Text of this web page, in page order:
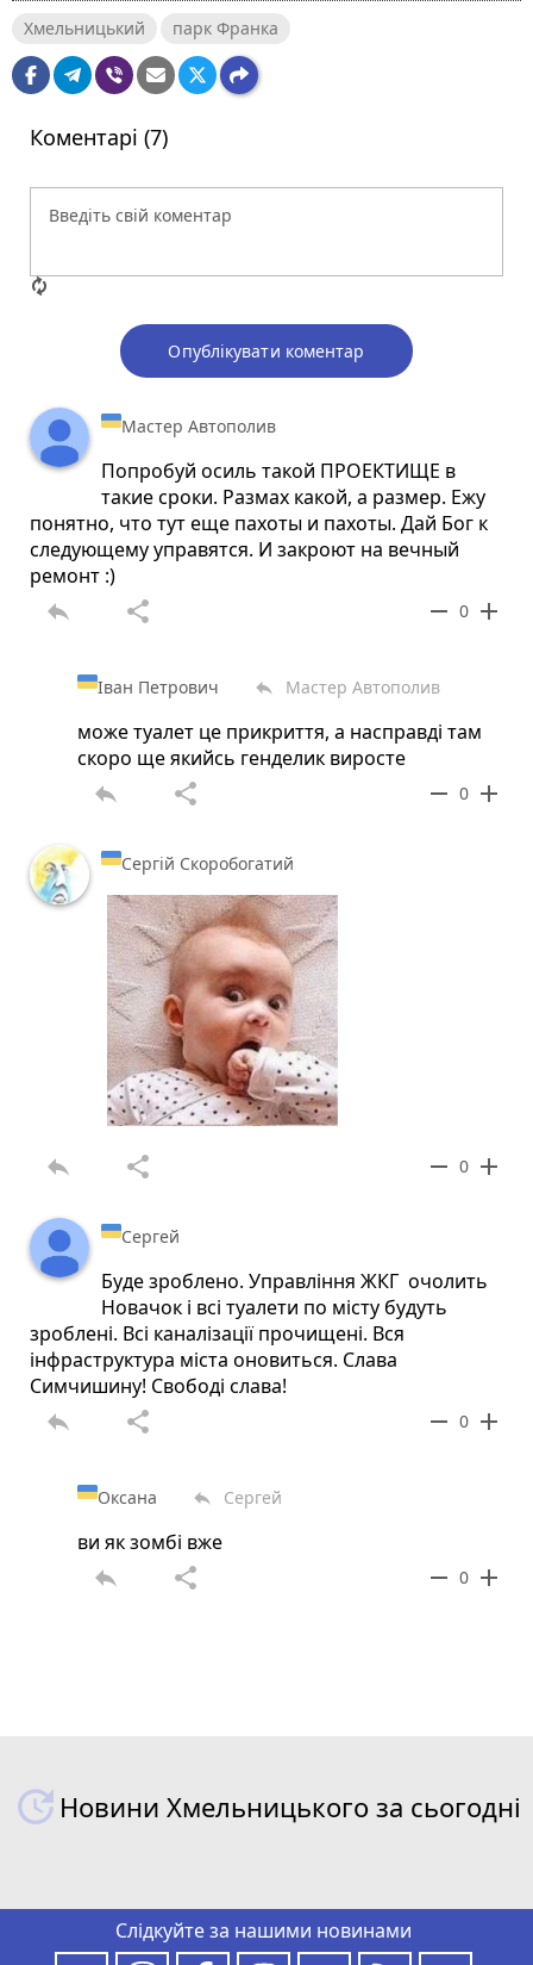
Хмельницький парк Франка
Коментарі (7)
Опублікувати коментар
Мастер Автополив
Попробуй осиль такой ПРОЕКТИЩЕ в
такие сроки. Размах какой, а размер. Ежу
понятно, что тут еще пахоты и пахоты. Дай Бог к
следующему управятся. И закроют на вечный
ремонт :)
reply share remove 0 add
Іван Петрович reply Мастер Автополив
може туалет це прикриття, а насправді там
скоро ще якийсь генделик виросте
reply share remove 0 add
Сергій Скоробогатий
reply share remove 0 add
Сергей
Буде зроблено. Управління ЖКГ очолить
Новачок і всі туалети по місту будуть
зроблені. Всі каналізації прочищені. Вся
інфраструктура міста оновиться. Слава
Симчишину! Свободі слава!
reply share remove 0 add
Оксана reply Сергей
ви як зомбі вже
reply share remove 0 add
Новини Хмельницького за сьогодні
Слідкуйте за нашими новинами